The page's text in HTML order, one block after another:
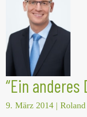
“Ein anderes
9. März 2014 |